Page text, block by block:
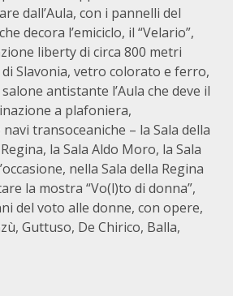
dall’Aula, con i pannelli del
decora l’emiciclo, il “Velario”,
liberty di circa 800 metri
Slavonia, vetro colorato e ferro,
antistante l’Aula che deve il
a plafoniera,
transoceaniche – la Sala della
la Sala Aldo Moro, la Sala
nella Sala della Regina
la mostra “Vo(l)to di donna”,
del voto alle donne, con opere,
Guttuso, De Chirico, Balla,